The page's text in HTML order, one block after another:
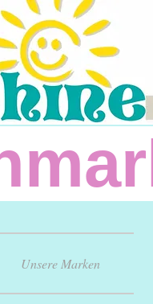
Unsere Marken